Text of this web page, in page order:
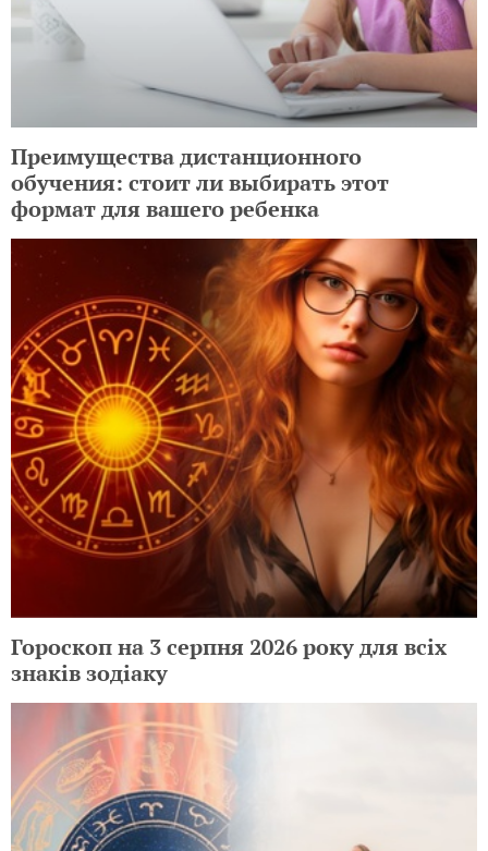
Преимущества дистанционного
обучения: стоит ли выбирать этот
формат для вашего ребенка
Гороскоп на 3 серпня 2026 року для всіх
знаків зодіаку